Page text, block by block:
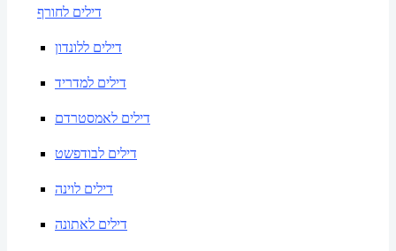
דילים לחורף
דילים ללונדון
דילים למדריד
דילים לאמסטרדם
דילים לבודפשט
דילים לוינה
דילים לאתונה